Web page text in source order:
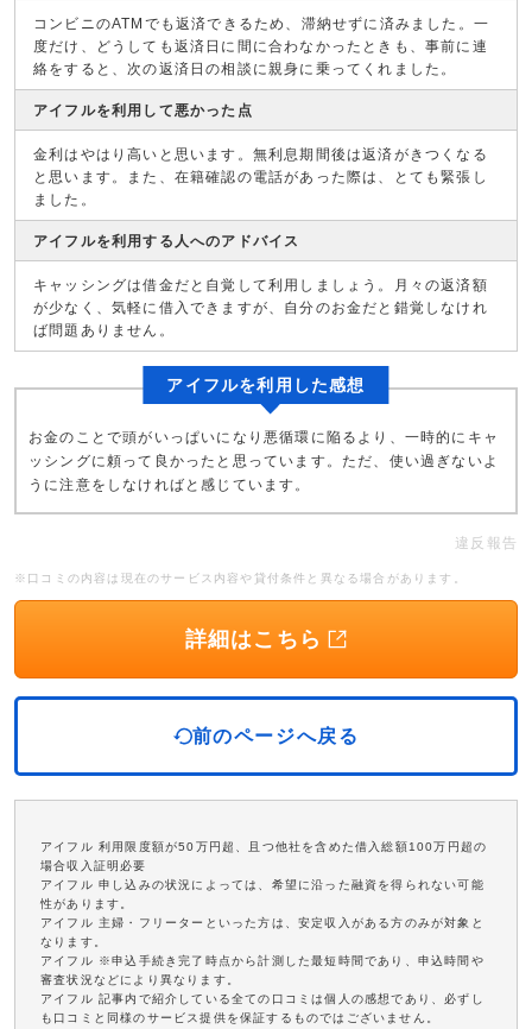
コンビニのATMでも返済できるため、滞納せずに済みました。一
度だけ、どうしても返済日に間に合わなかったときも、事前に連
絡をすると、次の返済日の相談に親身に乗ってくれました。
アイフルを利用して悪かった点
金利はやはり高いと思います。無利息期間後は返済がきつくなる
と思います。また、在籍確認の電話があった際は、とても緊張し
ました。
アイフルを利用する人へのアドバイス
キャッシングは借金だと自覚して利用しましょう。月々の返済額
が少なく、気軽に借入できますが、自分のお金だと錯覚しなけれ
ば問題ありません。
アイフルを利用した感想
お金のことで頭がいっぱいになり悪循環に陥るより、一時的にキャ
ッシングに頼って良かったと思っています。ただ、使い過ぎないよ
うに注意をしなければと感じています。
違反報告
※口コミの内容は現在のサービス内容や貸付条件と異なる場合があります。
詳細はこちら
前のページへ戻る
アイフル 利用限度額が50万円超、且つ他社を含めた借入総額100万円超の
場合収入証明必要
アイフル 申し込みの状況によっては、希望に沿った融資を得られない可能
性があります。
アイフル 主婦・フリーターといった方は、安定収入がある方のみが対象と
なります。
アイフル ※申込手続き完了時点から計測した最短時間であり、申込時間や
審査状況などにより異なります。
アイフル 記事内で紹介している全ての口コミは個人の感想であり、必ずし
も口コミと同様のサービス提供を保証するものではございません。